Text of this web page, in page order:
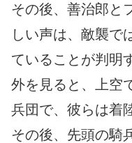
その後、善治郎と
しい声は、敵襲で
ていることが判明
外を見ると、上空
兵団で、彼らは着
その後、先頭の騎